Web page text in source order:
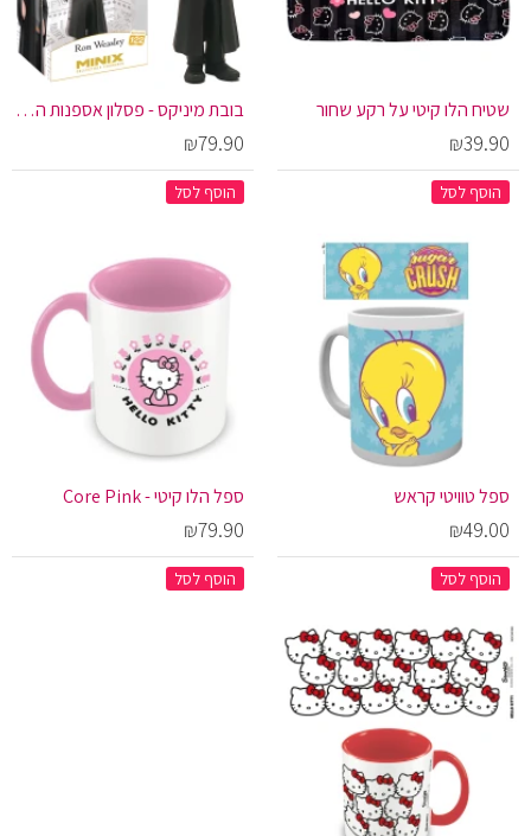
שטיח הלו קיטי על רקע שחור
₪39.90
הוסף לסל
בובת מיניקס - פסלון אספנות הארי פוטר - רון ויזלי
₪79.90
הוסף לסל
ספל טוויטי קראש
₪49.00
הוסף לסל
ספל הלו קיטי - Core Pink
₪79.90
הוסף לסל